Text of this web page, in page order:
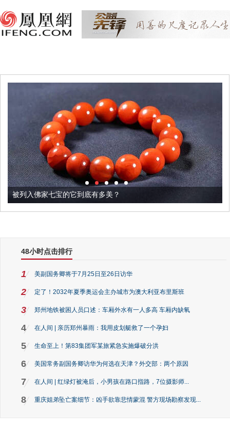
被列入佛家七宝的它到底有多美？
48小时点击排行
1 美副国务卿将于7月25日至26日访华
2 定了！2032年夏季奥运会主办城市为澳大利亚布里斯班
3 郑州地铁被困人员口述：车厢外水有一人多高 车厢内缺氧
4 在人间 | 亲历郑州暴雨：我用皮划艇救了一个孕妇
5 生命至上！第83集团军某旅紧急实施爆破分洪
6 美国常务副国务卿访华为何选在天津？外交部：两个原因
7 在人间 | 红绿灯被淹后，小男孩在路口指路，7位摄影师...
8 重庆姐弟坠亡案细节：凶手欲靠悲情蒙混 警方现场勘察发现...